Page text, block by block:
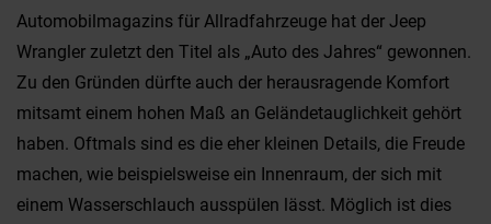
Automobilmagazins für Allradfahrzeuge hat der Jeep
Wrangler zuletzt den Titel als „Auto des Jahres“ gewonnen.
Zu den Gründen dürfte auch der herausragende Komfort
mitsamt einem hohen Maß an Geländetauglichkeit gehört
haben. Oftmals sind es die eher kleinen Details, die Freude
machen, wie beispielsweise ein Innenraum, der sich mit
einem Wasserschlauch ausspülen lässt. Möglich ist dies